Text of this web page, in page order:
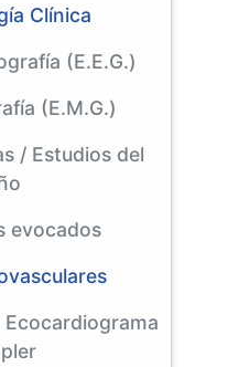
Clínica
(E.E.G.)
(E.M.G.)
/ Estudios del
evocados